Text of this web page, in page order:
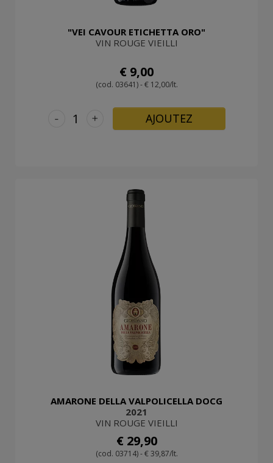
"VEI CAVOUR ETICHETTA ORO"
VIN ROUGE VIEILLI
€ 9,00
(cod. 03641) - € 12,00/lt.
+
- AJOUTEZ
AMARONE DELLA VALPOLICELLA DOCG
2021
VIN ROUGE VIEILLI
€ 29,90
(cod. 03714) - € 39,87/lt.